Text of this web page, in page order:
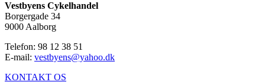
Vestbyens Cykelhandel
Borgergade 34
9000 Aalborg
Telefon: 98 12 38 51
E-mail: vestbyens@yahoo.dk
KONTAKT OS